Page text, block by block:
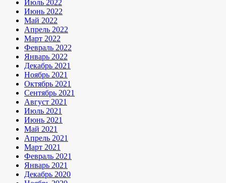
Июль 2022
Июнь 2022
Май 2022
Апрель 2022
Март 2022
Февраль 2022
Январь 2022
Декабрь 2021
Ноябрь 2021
Октябрь 2021
Сентябрь 2021
Август 2021
Июль 2021
Июнь 2021
Май 2021
Апрель 2021
Март 2021
Февраль 2021
Январь 2021
Декабрь 2020